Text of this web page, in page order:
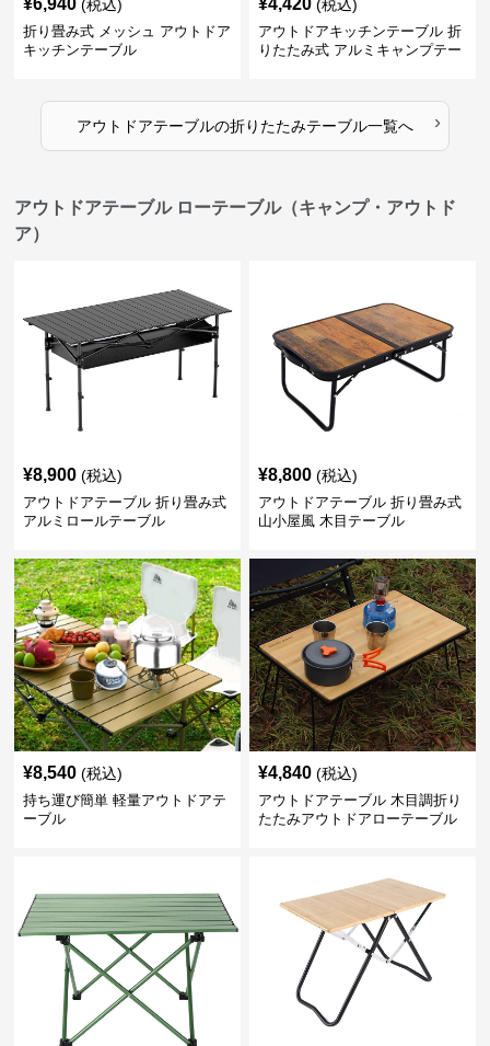
(税込)
折り畳み式 メッシュ アウトドア
キッチンテーブル
(税込)
アウトドアキッチンテーブル 折
りたたみ式 アルミキャンプテー
アウトドアテーブルの折りたたみテーブル一覧へ ›
アウトドアテーブル ローテーブル（キャンプ・アウトド
ア）
¥8,900 (税込)
アウトドアテーブル 折り畳み式
アルミロールテーブル
¥8,800 (税込)
アウトドアテーブル 折り畳み式
山小屋風 木目テーブル
¥8,540 (税込)
持ち運び簡単 軽量アウトドアテ
ーブル
¥4,840 (税込)
アウトドアテーブル 木目調折り
たたみアウトドアローテーブル